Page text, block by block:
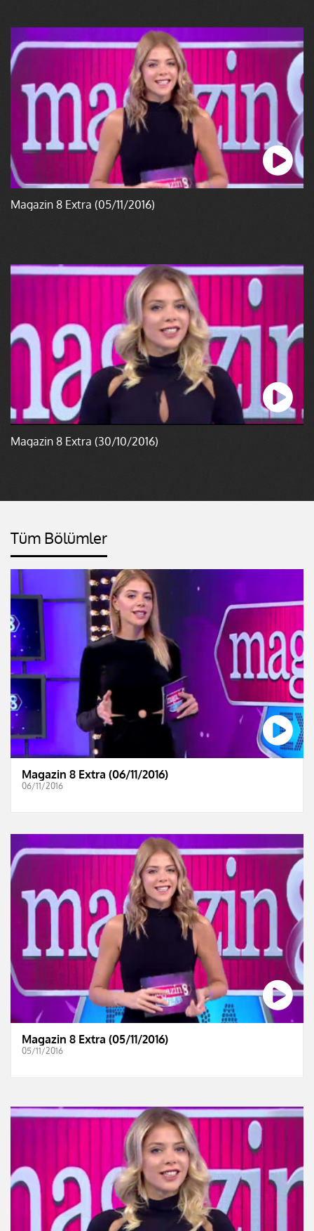
Magazin 8 Extra (05/11/2016)
Magazin 8 Extra (30/10/2016)
Tüm Bölümler
Magazin 8 Extra (06/11/2016)
06/11/2016
Magazin 8 Extra (05/11/2016)
05/11/2016